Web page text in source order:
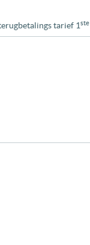
tarief 1ste